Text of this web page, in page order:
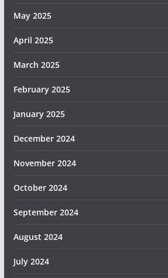
May 2025
April 2025
March 2025
February 2025
January 2025
December 2024
November 2024
October 2024
September 2024
August 2024
July 2024